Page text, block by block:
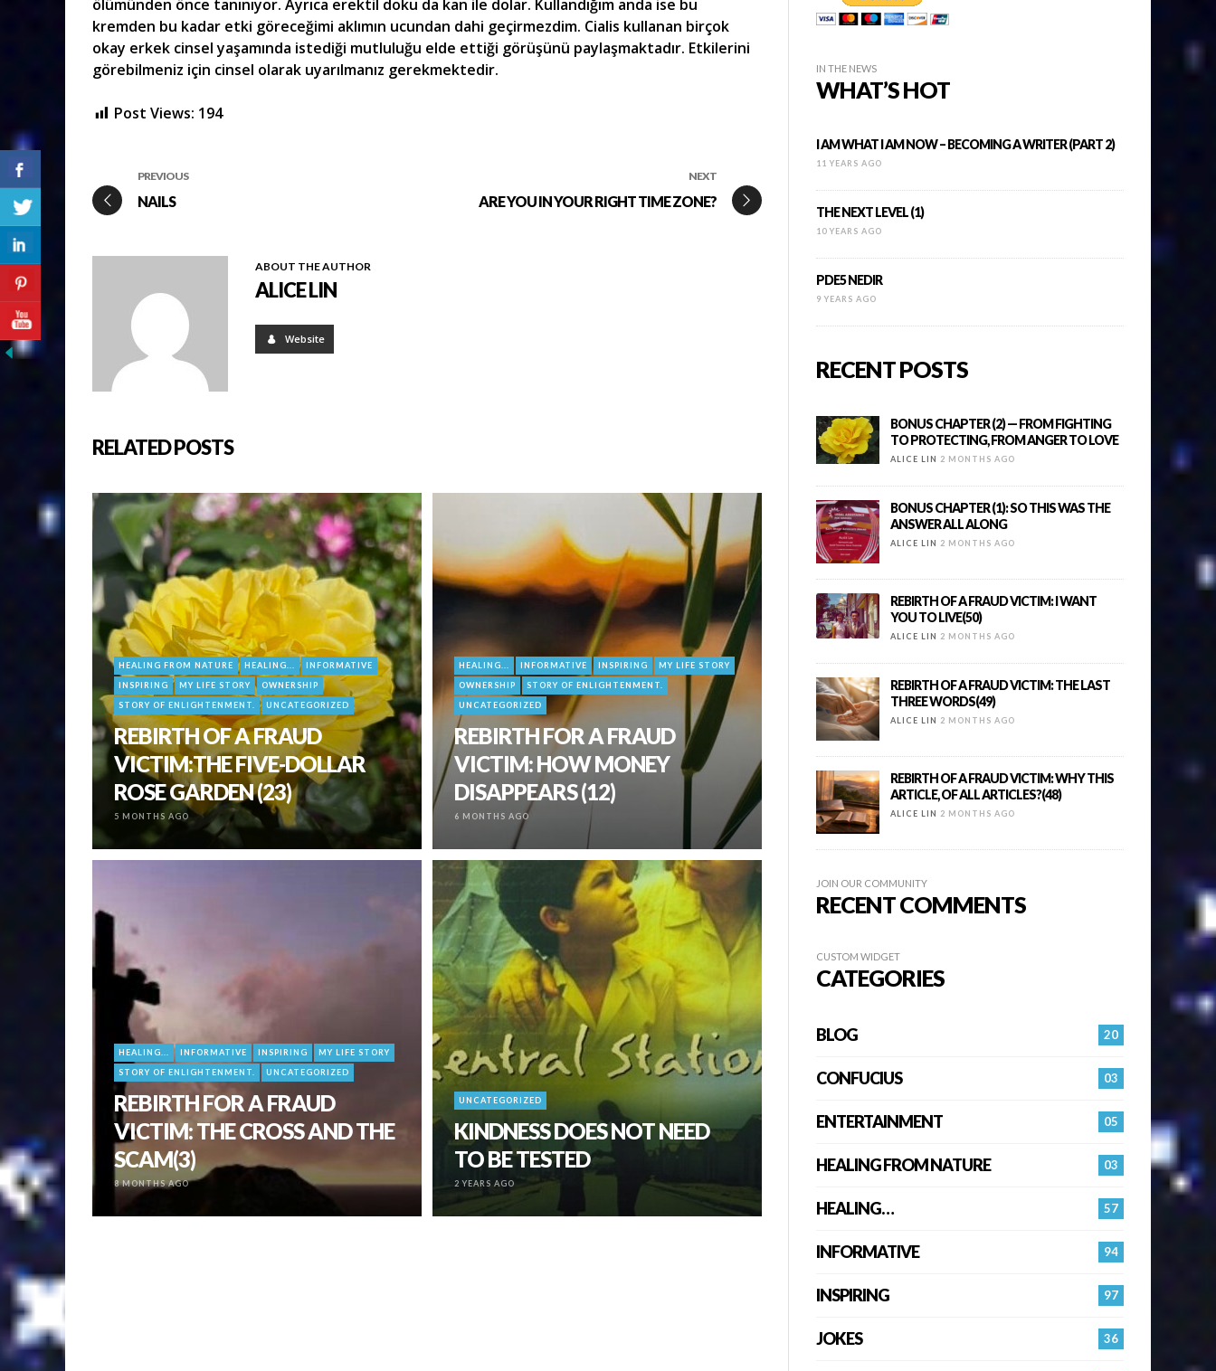
ölümünden önce tanınıyor. Ayrıca erektil doku da kan ile dolar. Kullandığım anda ise bu
kremden bu kadar etki göreceğimi aklımın ucundan dahi geçirmezdim. Cialis kullanan birçok
okay erkek cinsel yaşamında istediği mutluluğu elde ettiği görüşünü paylaşmaktadır. Etkilerini
görebilmeniz için cinsel olarak uyarılmanız gerekmektedir.
Post Views: 194
PREVIOUS
NAILS
NEXT
ARE YOU IN YOUR RIGHT TIME ZONE?
ABOUT THE AUTHOR
ALICE LIN
Website
RELATED POSTS
HEALING FROM NATURE HEALING...
INFORMATIVE
INSPIRING
MY LIFE STORY
OWNERSHIP
STORY OF ENLIGHTENMENT.
UNCATEGORIZED
REBIRTH OF A FRAUD
VICTIM:THE FIVE-DOLLAR
ROSE GARDEN (23)
5 MONTHS AGO
HEALING... INFORMATIVE INSPIRING
MY LIFE STORY
OWNERSHIP
STORY OF ENLIGHTENMENT.
UNCATEGORIZED
REBIRTH FOR A FRAUD
VICTIM: HOW MONEY
DISAPPEARS (12)
6 MONTHS AGO
HEALING... INFORMATIVE INSPIRING
MY LIFE STORY
STORY OF ENLIGHTENMENT.
UNCATEGORIZED
REBIRTH FOR A FRAUD
VICTIM: THE CROSS AND THE
SCAM(3)
8 MONTHS AGO
UNCATEGORIZED
KINDNESS DOES NOT NEED
TO BE TESTED
2 YEARS AGO
IN THE NEWS
WHAT’S HOT
I AM WHAT I AM NOW – BECOMING A WRITER (PART 2)
11 YEARS AGO
THE NEXT LEVEL (1)
10 YEARS AGO
PDE5 NEDIR
9 YEARS AGO
RECENT POSTS
BONUS CHAPTER (2) — FROM FIGHTING
TO PROTECTING, FROM ANGER TO LOVE
ALICE LIN 2 MONTHS AGO
BONUS CHAPTER (1): SO THIS WAS THE
ANSWER ALL ALONG
ALICE LIN 2 MONTHS AGO
REBIRTH OF A FRAUD VICTIM: I WANT
YOU TO LIVE(50)
ALICE LIN 2 MONTHS AGO
REBIRTH OF A FRAUD VICTIM: THE LAST
THREE WORDS(49)
ALICE LIN 2 MONTHS AGO
REBIRTH OF A FRAUD VICTIM: WHY THIS
ARTICLE, OF ALL ARTICLES?(48)
ALICE LIN 2 MONTHS AGO
JOIN OUR COMMUNITY
RECENT COMMENTS
CUSTOM WIDGET
CATEGORIES
20
BLOG
03
CONFUCIUS
05
ENTERTAINMENT
03
HEALING FROM NATURE
57
HEALING…
94
INFORMATIVE
97
INSPIRING
36
JOKES